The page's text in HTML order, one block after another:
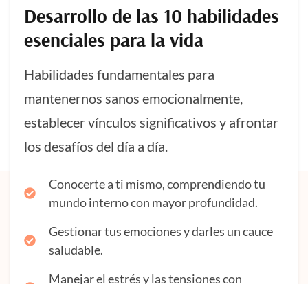
Desarrollo de las 10 habilidades
esenciales para la vida
Habilidades fundamentales para
mantenernos sanos emocionalmente,
establecer vínculos significativos y afrontar
los desafíos del día a día.
Conocerte a ti mismo, comprendiendo tu
mundo interno con mayor profundidad.
Gestionar tus emociones y darles un cauce
saludable.
Manejar el estrés y las tensiones con